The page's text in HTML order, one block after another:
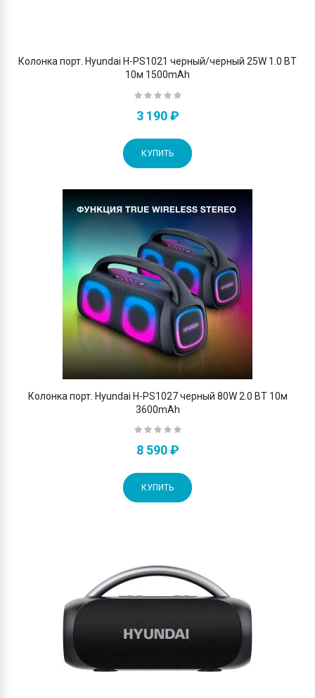
Колонка порт. Hyundai H-PS1021 черный/черный 25W 1.0 BT
10м 1500mAh
3 190 ₽
КУПИТЬ
Колонка порт. Hyundai H-PS1027 черный 80W 2.0 BT 10м
3600mAh
8 590 ₽
КУПИТЬ